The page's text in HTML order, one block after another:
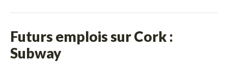
Futurs emplois sur Cork :
Subway